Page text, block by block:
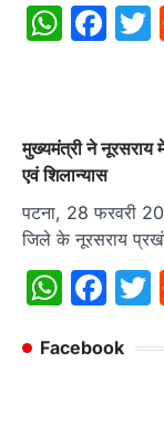
मुख्यमंत्री ने नूरसराय
एवं शिलान्यास
पटना, 28 फरवरी
जिले के नूरसराय
Facebook